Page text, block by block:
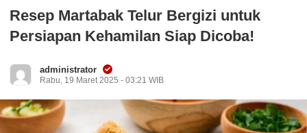
Resep Martabak Telur Bergizi untuk
Persiapan Kehamilan Siap Dicoba!
administrator
Rabu, 19 Maret 2025 - 03:21 WIB